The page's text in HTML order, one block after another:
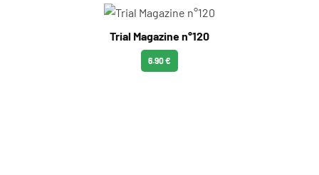
Trial Magazine n°120
6.90 €